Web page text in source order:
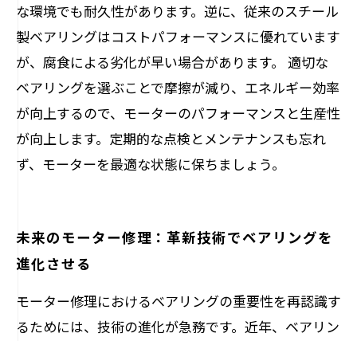
な環境でも耐久性があります。逆に、従来のスチール
製ベアリングはコストパフォーマンスに優れています
が、腐食による劣化が早い場合があります。 適切な
ベアリングを選ぶことで摩擦が減り、エネルギー効率
が向上するので、モーターのパフォーマンスと生産性
が向上します。定期的な点検とメンテナンスも忘れ
ず、モーターを最適な状態に保ちましょう。
未来のモーター修理：革新技術でベアリングを
進化させる
モーター修理におけるベアリングの重要性を再認識す
るためには、技術の進化が急務です。近年、ベアリン